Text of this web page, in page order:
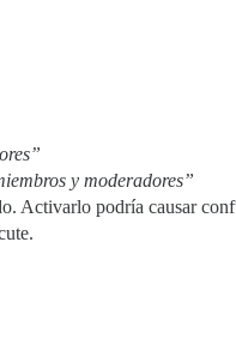
y moderadores”
Activarlo podría causar